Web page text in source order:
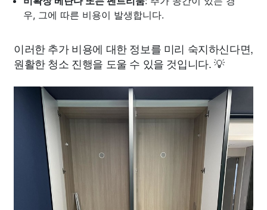
우, 그에 따른 비용이 발생합니다.
이러한 추가 비용에 대한 정보를 미리 숙지하신다면,
원활한 청소 진행을 도울 수 있을 것입니다. 💡